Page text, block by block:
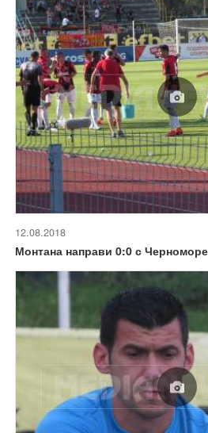
12.08.2018
Монтана направи 0:0 с